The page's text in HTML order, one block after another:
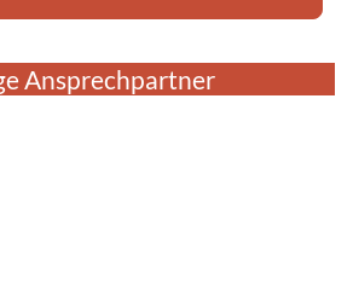
Ansprechpartner